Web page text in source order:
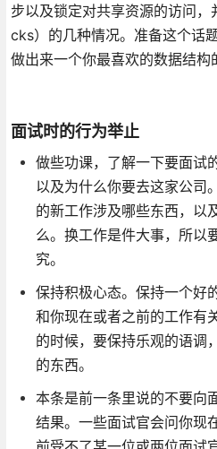
步以及锁定对共享资源的访问
cks）的几种情况。准备这个话
做出来一个你最喜欢的数据结构
面试时的行为举止
做些功课，了解一下要面试
以及为什么你要去这家公司
的新工作涉及哪些东西，以
么。换工作是件大事，所以
究。
保持积极心态。保持一个好
和你现在或者之前的工作有
的时候，要保持乐观的语调
的东西。
本条是前一条里说的不要向
结果。一些面试官会问你现